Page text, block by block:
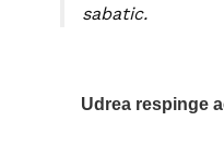
sabatic.
Udrea respinge